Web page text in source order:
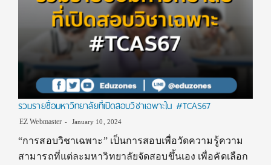
รวมรายชื่อมหาวิทยาลัยที่เปิดสอบวิชาเฉพาะใน #TCAS67
EZ Webmaster January 10, 2024
“การสอบวิชาเฉพาะ” เป็นการสอบเพื่อวัดความรู้ความ
สามารถที่แต่ละมหาวิทยาลัยจัดสอบขึ้นเอง เพื่อคัดเลือก